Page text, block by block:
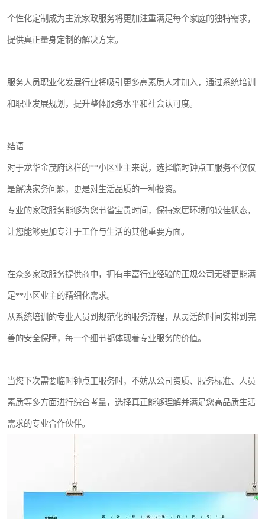
个性化定制成为主流家政服务将更加注重满足每个家庭的独特需求，
提供真正量身定制的解决方案。
服务人员职业化发展行业将吸引更多高素质人才加入，通过系统培训
和职业发展规划，提升整体服务水平和社会认可度。
结语
对于龙华金茂府这样的**小区业主来说，选择临时钟点工服务不仅仅
是解决家务问题，更是对生活品质的一种投资。
专业的家政服务能够为您节省宝贵时间，保持家居环境的较佳状态，
让您能够更加专注于工作与生活的其他重要方面。
在众多家政服务提供商中，拥有丰富行业经验的正规公司无疑更能满
足**小区业主的精细化需求。
从系统培训的专业人员到规范化的服务流程，从灵活的时间安排到完
善的安全保障，每一个细节都体现着专业服务的价值。
当您下次需要临时钟点工服务时，不妨从公司资质、服务标准、人员
素质等多方面进行综合考量，选择真正能够理解并满足您高品质生活
需求的专业合作伙伴。